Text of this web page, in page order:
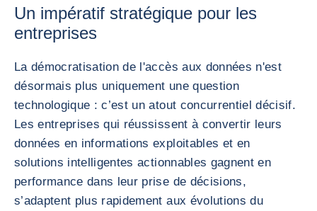
Un impératif stratégique pour les
entreprises
La démocratisation de l'accès aux données n'est
désormais plus uniquement une question
technologique : c’est un atout concurrentiel décisif.
Les entreprises qui réussissent à convertir leurs
données en informations exploitables et en
solutions intelligentes actionnables gagnent en
performance dans leur prise de décisions,
s’adaptent plus rapidement aux évolutions du